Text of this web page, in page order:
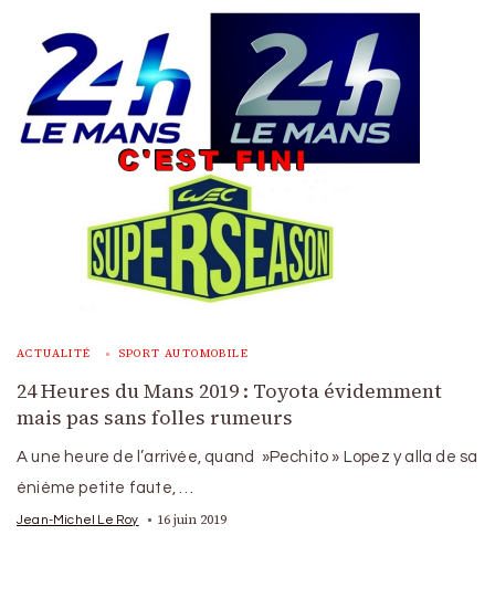
ACTUALITÉ SPORT AUTOMOBILE
24 Heures du Mans 2019 : Toyota évidemment
mais pas sans folles rumeurs
A une heure de l’arrivée, quand »Pechito » Lopez y alla de sa
énième petite faute, …
Jean-Michel Le Roy 16 juin 2019